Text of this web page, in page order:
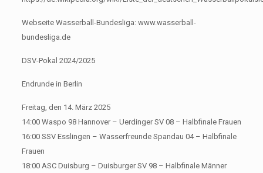
Webseite Wasserball-Bundesliga: www.wasserball-
bundesliga.de
DSV-Pokal 2024/2025
Endrunde in Berlin
Freitag, den 14. März 2025
14:00 Waspo 98 Hannover – Uerdinger SV 08 – Halbfinale Frauen
16:00 SSV Esslingen – Wasserfreunde Spandau 04 – Halbfinale
Frauen
18:00 ASC Duisburg – Duisburger SV 98 – Halbfinale Männer